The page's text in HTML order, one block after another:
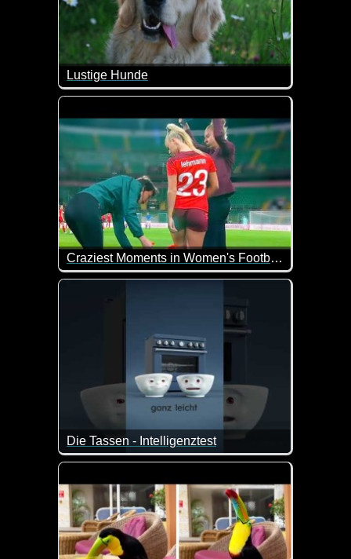
Lustige Hunde
Ein weiterer Teil dieser lustigen Videos mit
Craziest Moments in Women's Football
Beim Fußball gibt es immer wieder lustige
Die Tassen - Intelligenztest
Das ist ein Intelligenztest der etwas anderen Art.